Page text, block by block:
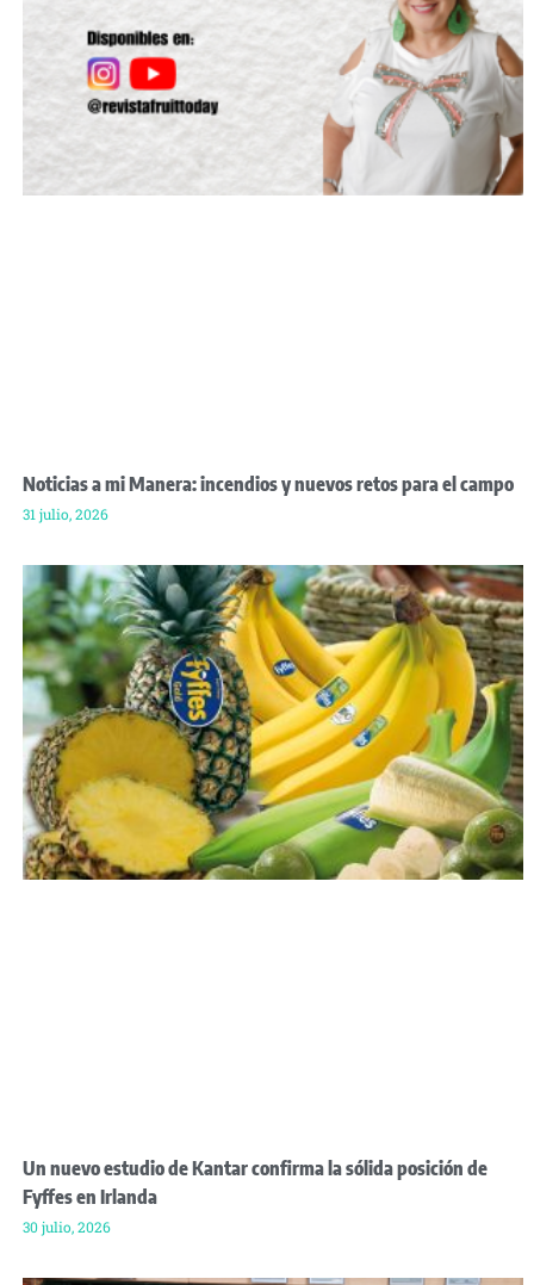
Noticias a mi Manera: incendios y nuevos retos para el campo
31 julio, 2026
Un nuevo estudio de Kantar confirma la sólida posición de
Fyffes en Irlanda
30 julio, 2026